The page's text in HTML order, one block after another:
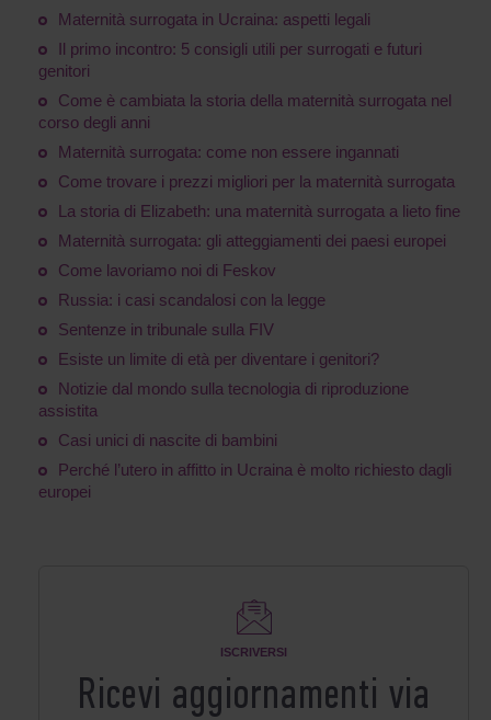
Maternità surrogata in Ucraina: aspetti legali
Il primo incontro: 5 consigli utili per surrogati e futuri
genitori
Come è cambiata la storia della maternità surrogata nel
corso degli anni
Maternità surrogata: come non essere ingannati
Come trovare i prezzi migliori per la maternità surrogata
La storia di Elizabeth: una maternità surrogata a lieto fine
Maternità surrogata: gli atteggiamenti dei paesi europei
Come lavoriamo noi di Feskov
Russia: i casi scandalosi con la legge
Sentenze in tribunale sulla FIV
Esiste un limite di età per diventare i genitori?
Notizie dal mondo sulla tecnologia di riproduzione
assistita
Casi unici di nascite di bambini
Perché l’utero in affitto in Ucraina è molto richiesto dagli
europei
ISCRIVERSI
Ricevi aggiornamenti via